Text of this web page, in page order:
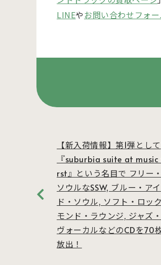
LINEやお問い合わせフォー
【新入荷情報】第1弾として
『suburbia suite at
rst』という名目で フリー・
ソウルなSSW, ブルー・アイ
ド・ソウル, ソフト・ロッ
モンド・ラウンジ, ジャズ・
ヴォーカルなどのCDを70
放出！